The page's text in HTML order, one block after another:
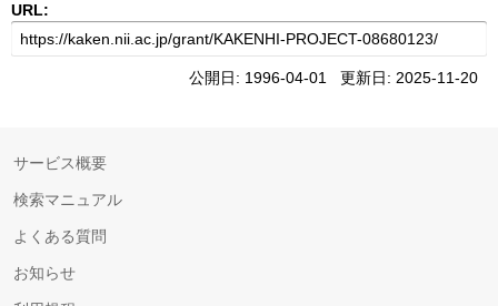
URL:
公開日: 1996-04-01 更新日: 2025-11-20
サービス概要
検索マニュアル
よくある質問
お知らせ